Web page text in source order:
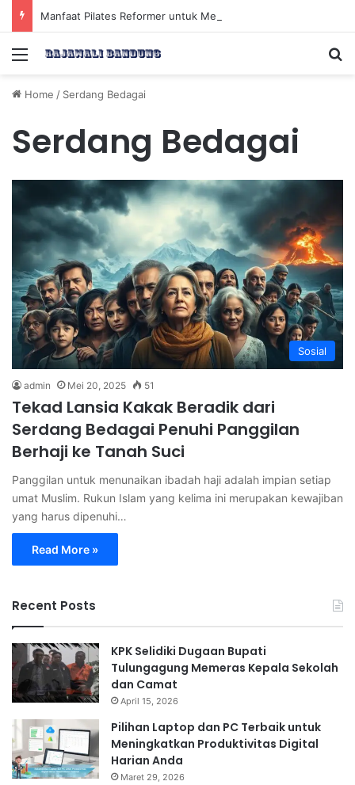
Menu
Home / Serdang Bedagai
Serdang Bedagai
Sosial
admin Mei 20, 2025 51
Tekad Lansia Kakak Beradik dari
Serdang Bedagai Penuhi Panggilan
Berhaji ke Tanah Suci
Panggilan untuk menunaikan ibadah haji adalah impian setiap
umat Muslim. Rukun Islam yang kelima ini merupakan kewajiban
yang harus dipenuhi…
Read More »
Recent Posts
KPK Selidiki Dugaan Bupati
Tulungagung Memeras Kepala Sekolah
dan Camat
April 15, 2026
Pilihan Laptop dan PC Terbaik untuk
Meningkatkan Produktivitas Digital
Harian Anda
Maret 29, 2026